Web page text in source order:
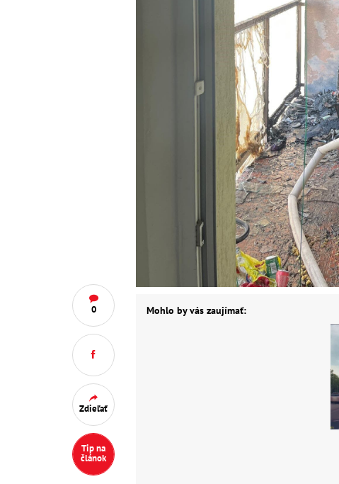
0
Zdieľať
Tip na
článok
Mohlo by vás zaujímať: